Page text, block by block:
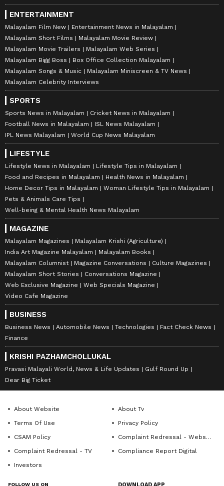
ENTERTAINMENT
Malayalam Film New
Entertainment News in Malayalam
Malayalam Short Films
Malayalam Movie Review
Malayalam Movie Trailers
Malayalam Web Series
Malayalam Bigg Boss
Box Office Collection Malayalam
Malayalam Songs & Music
Malayalam Miniscreen & TV News
Malayalam Celebrity Interviews
SPORTS
Sports News in Malayalam
Cricket News in Malayalam
Football News in Malayalam
ISL News Malayalam
IPL News Malayalam
World Cup News Malayalam
LIFESTYLE
Lifestyle News in Malayalam
Lifestyle Tips in Malayalam
Food and Recipes in Malayalam
Health News in Malayalam
Home Decor Tips in Malayalam
Woman Lifestyle Tips in Malayalam
Pets & Animals Care Tips
Well-being & Mental Health News Malayalam
MAGAZINE
Malayalam Magazines
Malayalam Krishi (Agriculture)
India Art Magazine Malayalam
Malayalam Books
Malayalam Columnist
Magazine Conversations
Culture Magazines
Malayalam Short Stories
Conversations Magazine
Web Exclusive Magazine
Web Specials Magazine
Video Cafe Magazine
BUSINESS
Business News Automobile News Technologies
Fact Check News
Finance
KRISHI PAZHAMCHOLLUKAL
Pravasi Malayali World, News & Life Updates
Gulf Round Up
Dear Big Ticket
About Website
About Tv
Terms Of Use
Privacy Policy
CSAM Policy
Complaint Redressal - Website
Complaint Redressal - TV
Compliance Report Digital
Investors
FOLLOW US ON DOWNLOAD APP